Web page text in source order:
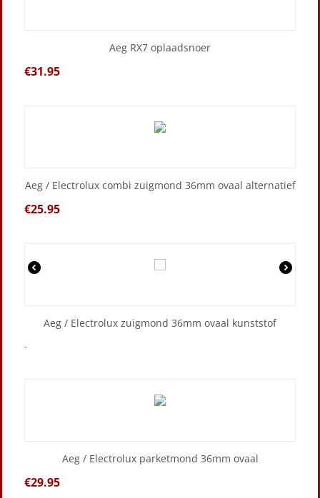
Aeg RX7 oplaadsnoer
€31.95
Aeg / Electrolux combi zuigmond 36mm ovaal alternatief
€25.95
Aeg / Electrolux zuigmond 36mm ovaal kunststof
-
Aeg / Electrolux parketmond 36mm ovaal
€29.95